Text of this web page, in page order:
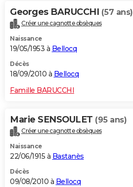
Georges BARUCCHI (57 ans)
Créer une cagnotte obsèques
Naissance
19/05/1953 à Bellocq
Décès
18/09/2010 à Bellocq
Famille BARUCCHI
Marie SENSOULET (95 ans)
Créer une cagnotte obsèques
Naissance
22/06/1915 à Bastanès
Décès
09/08/2010 à Bellocq